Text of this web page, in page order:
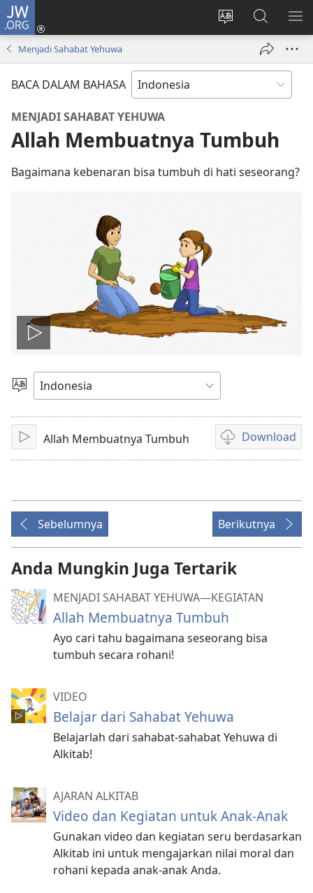
JW.ORG
Ganti
bahasa
Log
window
Cari
di
JW.ORG
Menjadi Sahabat Yehuwa
BACA DALAM BAHASA
MENJADI SAHABAT YEHUWA
Allah Membuatnya Tumbuh
Bagaimana kebenaran bisa tumbuh di hati seseorang?
Putar
video
Pilih
Bahasa
Mainkan
Allah Membuatnya Tumbuh Download
Pilihan
download
Sebelumnya Berikutnya
Anda Mungkin Juga Tertarik
MENJADI SAHABAT YEHUWA—KEGIATAN
Allah Membuatnya Tumbuh
Ayo cari tahu bagaimana seseorang bisa
tumbuh secara rohani!
VIDEO
Belajar dari Sahabat Yehuwa
Belajarlah dari sahabat-sahabat Yehuwa di
Alkitab!
AJARAN ALKITAB
Video dan Kegiatan untuk Anak-Anak
Gunakan video dan kegiatan seru berdasarkan
Alkitab ini untuk mengajarkan nilai moral dan
rohani kepada anak-anak Anda.